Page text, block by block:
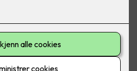
av flere faktorer